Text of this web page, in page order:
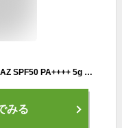
ETVOS（エトヴォス）ミネラルUVパウダーAZ SPF50 PA++++ 5g メイクアップ 日焼け止め UVパウダー フェイスパウダー カラーパウダー マット ツヤ 保湿 敏感肌 乾燥肌 透明感 石鹸オフ
みる